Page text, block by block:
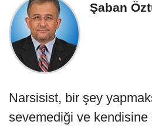
Şaban
Narsisist, bir şey
sevemediği ve kendisine